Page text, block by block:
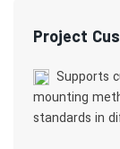
Project
Supports
mounting
standards in